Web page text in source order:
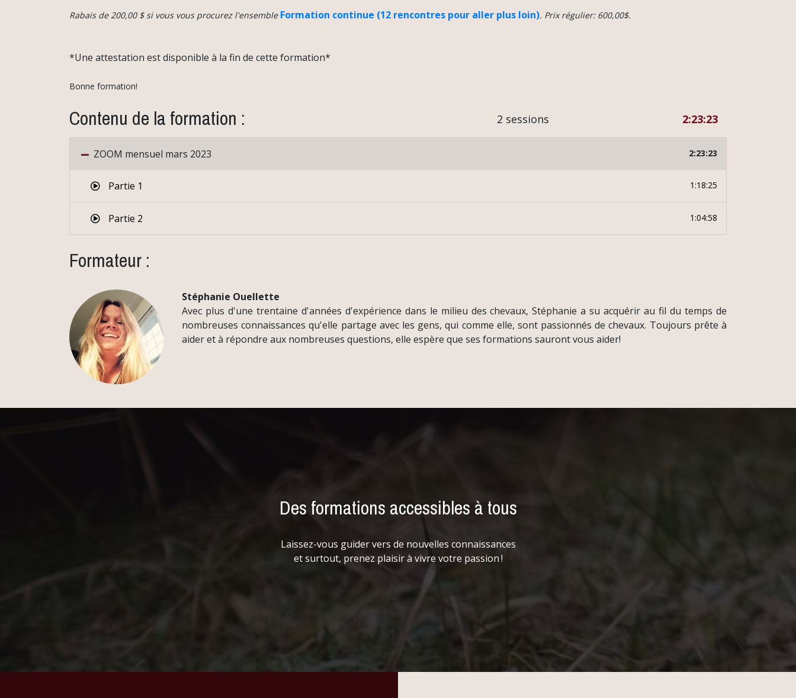
Rabais de 200,00 $ si vous vous procurez l'ensemble Formation continue (12 rencontres pour aller plus loin). Prix régulier: 600,00$.
*Une attestation est disponible à la fin de cette formation*
Bonne formation!
Contenu de la formation : 2 sessions 2:23:23
ZOOM mensuel mars 2023 2:23:23
Partie 1 1:18:25
Partie 2 1:04:58
Formateur :
Stéphanie Ouellette
Avec plus d'une trentaine d'années d'expérience dans le milieu des chevaux, Stéphanie a su acquérir au fil du temps de
nombreuses connaissances qu'elle partage avec les gens, qui comme elle, sont passionnés de chevaux. Toujours prête à
aider et à répondre aux nombreuses questions, elle espère que ses formations sauront vous aider!
Des formations accessibles à tous
Laissez-vous guider vers de nouvelles connaissances
et surtout, prenez plaisir à vivre votre passion !